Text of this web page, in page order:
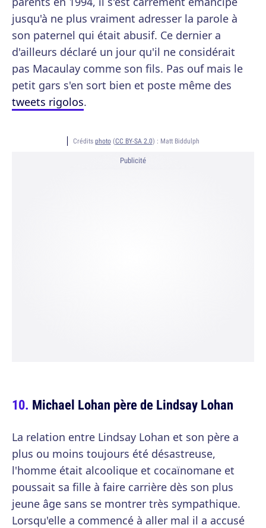
jusqu'à ne plus vraiment adresser la parole à
son paternel qui était abusif. Ce dernier a
d'ailleurs déclaré un jour qu'il ne considérait
pas Macaulay comme son fils. Pas ouf mais le
petit gars s'en sort bien et poste même des
tweets rigolos.
Crédits photo(CC BY-SA 2.0) : Matt Biddulph
Publicité
Michael Lohan père de Lindsay Lohan
La relation entre Lindsay Lohan et son père a
plus ou moins toujours été désastreuse,
l'homme était alcoolique et cocaïnomane et
poussait sa fille à faire carrière dès son plus
jeune âge sans se montrer très sympathique.
Lorsqu'elle a commencé à aller mal il a accusé